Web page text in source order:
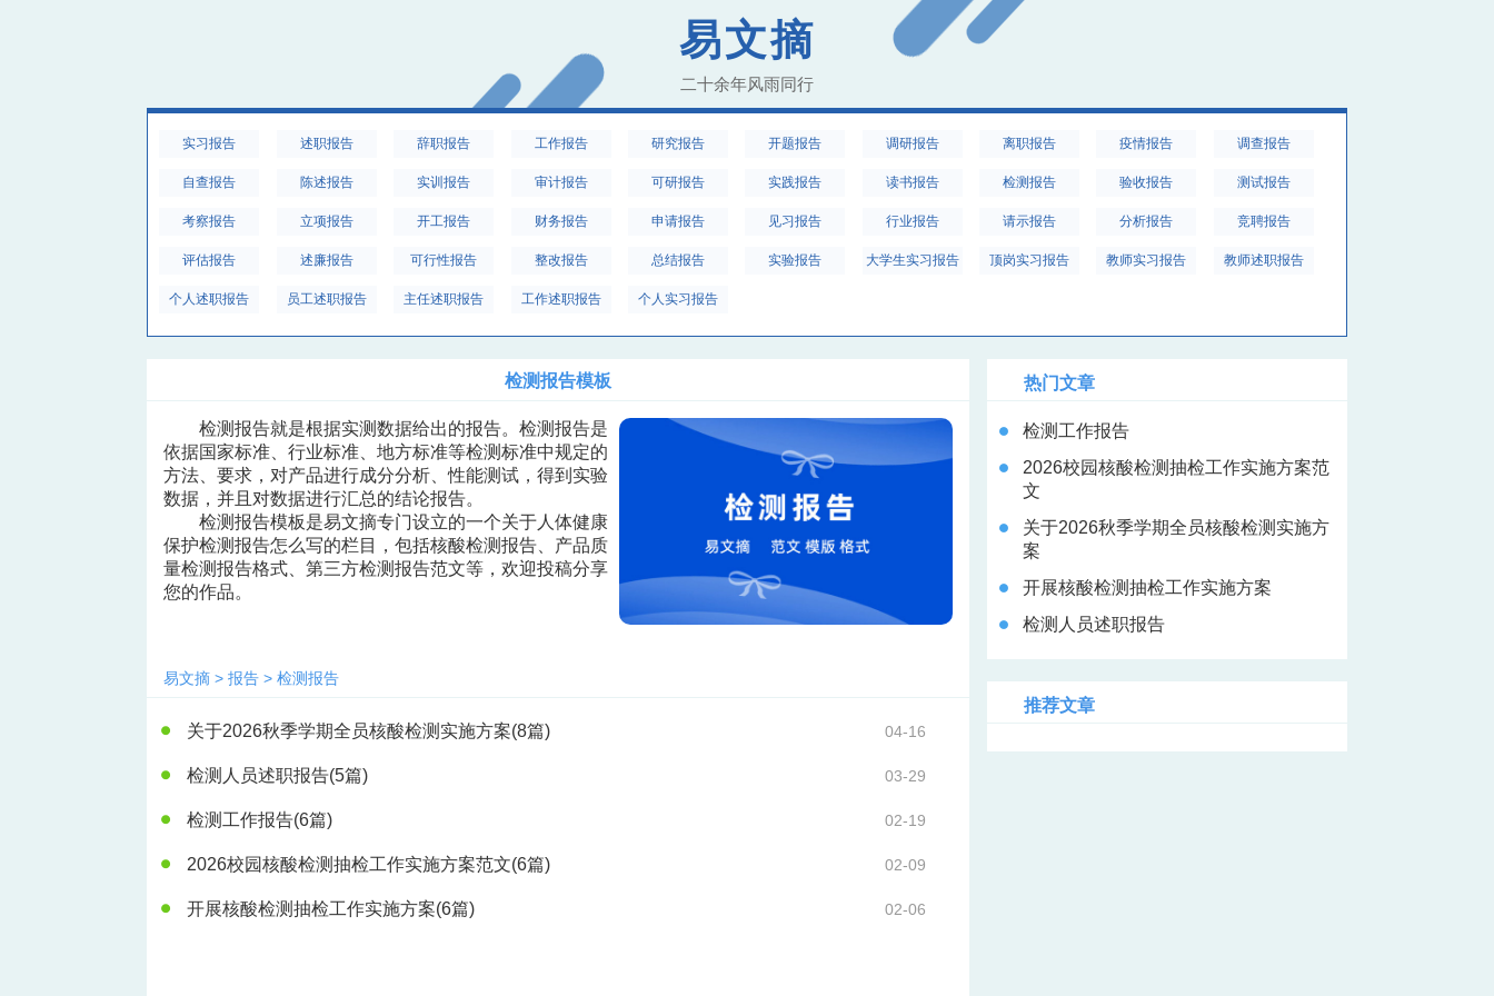
易文摘
二十余年风雨同行
实习报告 述职报告 辞职报告 工作报告 研究报告 开题报告 调研报告 离职报告 疫情报告 调查报告
自查报告 陈述报告 实训报告 审计报告 可研报告 实践报告 读书报告 检测报告 验收报告 测试报告
考察报告 立项报告 开工报告 财务报告 申请报告 见习报告 行业报告 请示报告 分析报告 竞聘报告
评估报告 述廉报告 可行性报告 整改报告 总结报告 实验报告 大学生实习报告 顶岗实习报告 教师实习报告 教师述职报告
个人述职报告 员工述职报告 主任述职报告 工作述职报告 个人实习报告
检测报告模板
检测报告就是根据实测数据给出的报告。检测报告是
依据国家标准、行业标准、地方标准等检测标准中规定的
方法、要求，对产品进行成分分析、性能测试，得到实验
数据，并且对数据进行汇总的结论报告。
检测报告模板是易文摘专门设立的一个关于人体健康
保护检测报告怎么写的栏目，包括核酸检测报告、产品质
量检测报告格式、第三方检测报告范文等，欢迎投稿分享
您的作品。
易文摘 > 报告 > 检测报告
关于2026秋季学期全员核酸检测实施方案(8篇) 04-16
检测人员述职报告(5篇) 03-29
检测工作报告(6篇) 02-19
2026校园核酸检测抽检工作实施方案范文(6篇) 02-09
开展核酸检测抽检工作实施方案(6篇) 02-06
热门文章
检测工作报告
2026校园核酸检测抽检工作实施方案范
文
关于2026秋季学期全员核酸检测实施方
案
开展核酸检测抽检工作实施方案
检测人员述职报告
推荐文章